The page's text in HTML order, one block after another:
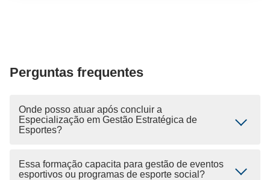
Perguntas frequentes
Onde posso atuar após concluir a
Especialização em Gestão Estratégica de
Esportes?
Essa formação capacita para gestão de eventos
esportivos ou programas de esporte social?